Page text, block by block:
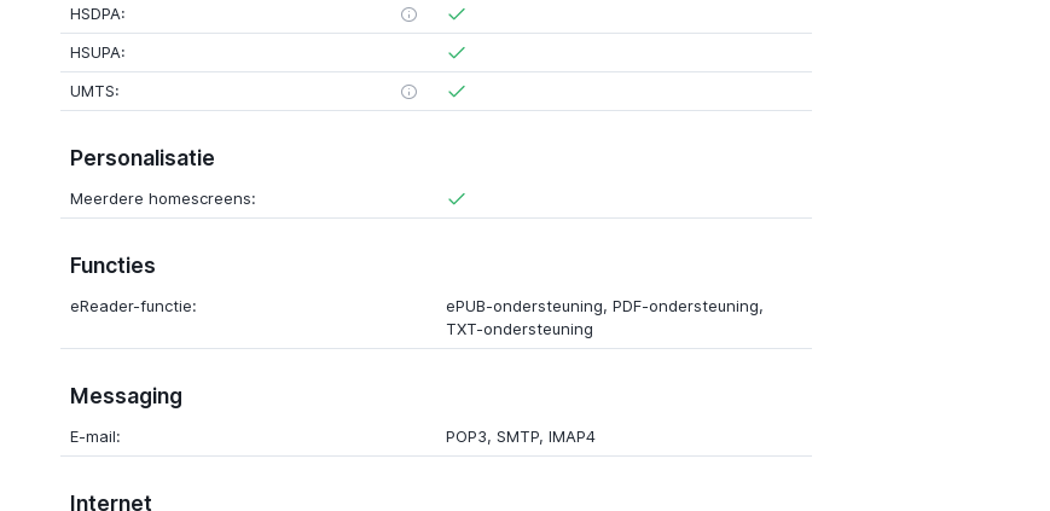
HSDPA:
HSUPA:
UMTS:
Personalisatie
Meerdere homescreens:
Functies
eReader-functie:
ePUB-ondersteuning, PDF-ondersteuning,
TXT-ondersteuning
Messaging
E-mail: POP3, SMTP, IMAP4
Internet